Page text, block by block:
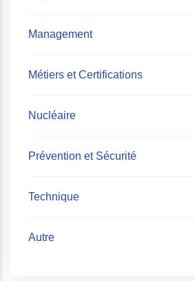
Management
Métiers et Certifications
Nucléaire
Prévention et Sécurité
Technique
Autre